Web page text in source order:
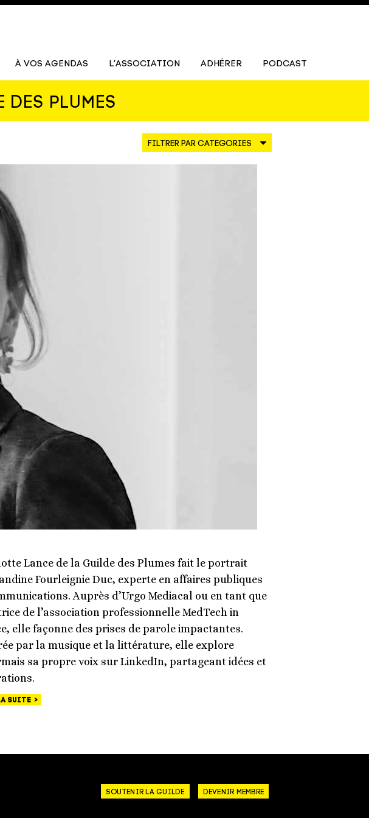
À VOS AGENDAS L’ASSOCIATION ADHÉRER PODCAST
PLUMES
Lance de la Guilde des Plumes fait le portrait
Fourleignie Duc, experte en affaires publiques
Auprès d’Urgo Mediacal ou en tant que
de l’association professionnelle MedTech in
elle façonne des prises de parole impactantes.
par la musique et la littérature, elle explore
sa propre voix sur LinkedIn, partageant idées et
SUITE
SOUTENIR LA GUILDE DEVENIR MEMBRE